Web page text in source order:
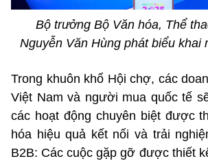
Bộ trưởng Bộ Văn hóa, Thể
Nguyễn Văn Hùng phát biểu khai
Trong khuôn khổ Hội chợ, các
Việt Nam và người mua quốc tế
các hoạt động chuyên biệt được
hóa hiệu quả kết nối và trải
B2B: Các cuộc gặp gỡ được thiết